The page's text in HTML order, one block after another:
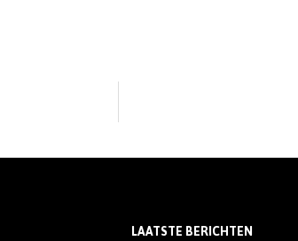
LAATSTE BERICHTEN